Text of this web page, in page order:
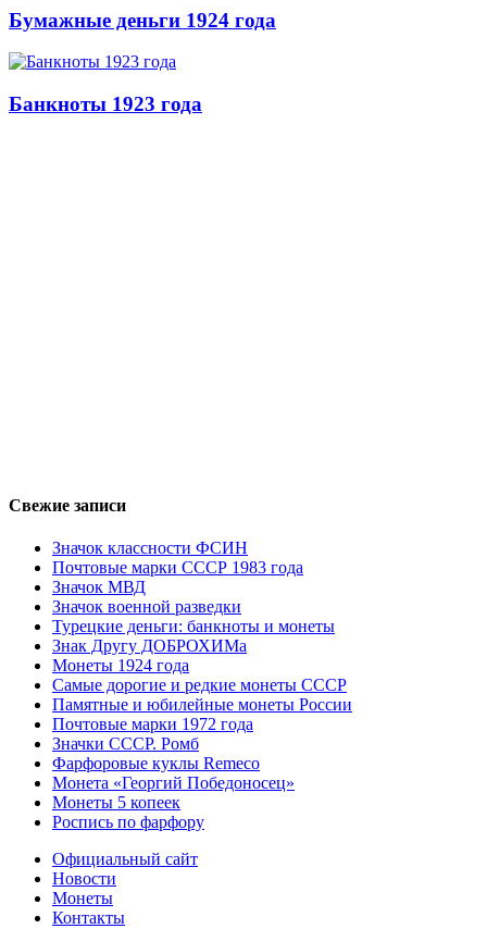
Бумажные деньги 1924 года
Банкноты 1923 года
Свежие записи
Значок классности ФСИН
Почтовые марки СССР 1983 года
Значок МВД
Значок военной разведки
Турецкие деньги: банкноты и монеты
Знак Другу ДОБРОХИМа
Монеты 1924 года
Самые дорогие и редкие монеты СССР
Памятные и юбилейные монеты России
Почтовые марки 1972 года
Значки СССР. Ромб
Фарфоровые куклы Remeco
Монета «Георгий Победоносец»
Монеты 5 копеек
Роспись по фарфору
Официальный сайт
Новости
Монеты
Контакты